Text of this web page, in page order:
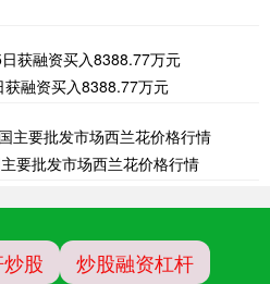
融资买入8388.77万元
要批发市场西兰花价格行情
股 炒股融资杠杆